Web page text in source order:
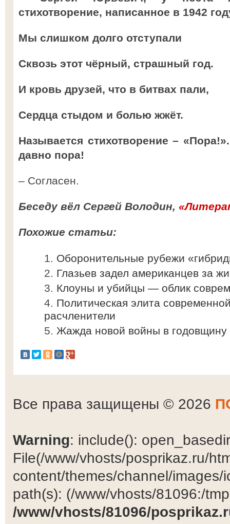
стихотворение, написанное в 1942
Мы слишком долго отступали
Сквозь этот чёрный, страшный год.
И кровь друзей, что в битвах пали,
Сердца стыдом и болью жжёт.
Называется стихотворение –
давно пора!
– Согласен.
Беседу вёл Сергей Володин, «
Похожие статьи:
Оборонительные рубежи
Глазьев задел американцев за
Клоуны и убийцы — облик
Политическая элита
расчленители
Жажда новой войны в
Все права защищены © 2026
Warning: include():
File(/www/vhosts/posprikaz.ru/
content/themes/channel/
path(s): (/www/vhosts/81096:/
/www/vhosts/81096/